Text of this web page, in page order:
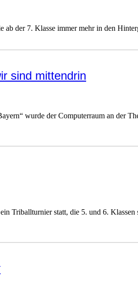
ab der 7. Klasse immer mehr in den
sind mittendrin
wurde der Computerraum an der
Triballturnier statt, die 5. und 6.